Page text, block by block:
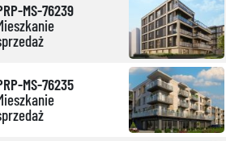
MS-76239
MS-76235